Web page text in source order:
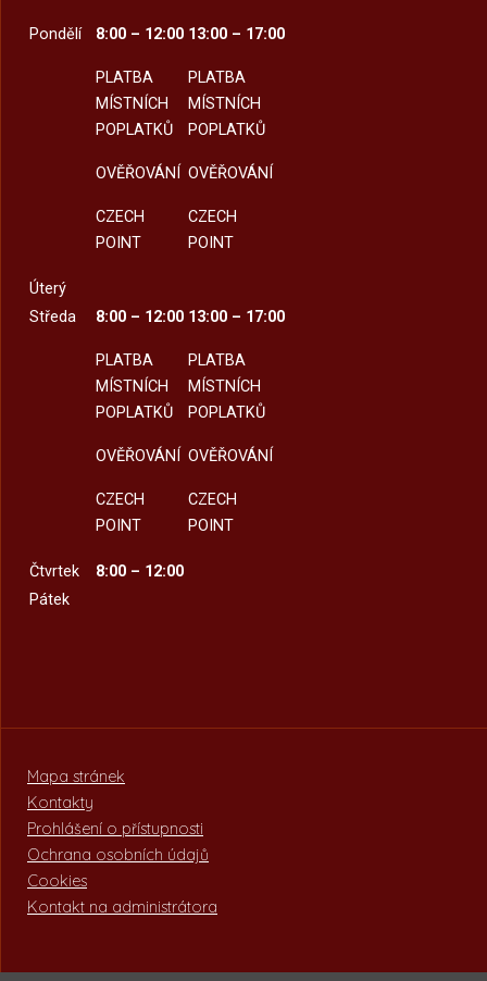
Pondělí 8:00 – 12:00
PLATBA
MÍSTNÍCH
POPLATKŮ
OVĚŘOVÁNÍ
CZECH
POINT
13:00 – 17:00
PLATBA
MÍSTNÍCH
POPLATKŮ
OVĚŘOVÁNÍ
CZECH
POINT
Úterý
Středa
8:00 – 12:00
PLATBA
MÍSTNÍCH
POPLATKŮ
OVĚŘOVÁNÍ
CZECH
POINT
13:00 – 17:00
PLATBA
MÍSTNÍCH
POPLATKŮ
OVĚŘOVÁNÍ
CZECH
POINT
Čtvrtek
8:00 – 12:00
Pátek
Mapa stránek
Kontakty
Prohlášení o přístupnosti
Ochrana osobních údajů
Cookies
Kontakt na administrátora